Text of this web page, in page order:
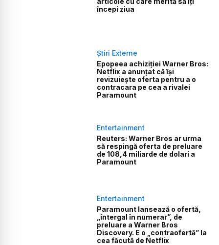
începi ziua
Știri Externe
Epopeea achiziției Warner Bros:
Netflix a anunțat că își
revizuiește oferta pentru a o
contracara pe cea a rivalei
Paramount
Entertainment
Reuters: Warner Bros ar urma
să respingă oferta de preluare
de 108,4 miliarde de dolari a
Paramount
Entertainment
Paramount lansează o ofertă,
„intergal în numerar”, de
preluare a Warner Bros
Discovery. E o „contraofertă” la
cea făcută de Netflix